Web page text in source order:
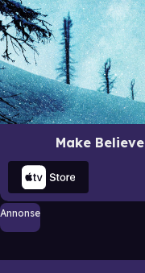
Make Believe
Annonse